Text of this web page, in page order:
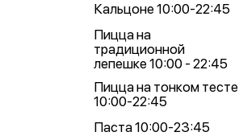
Кальцоне 10:00-22:45
Пицца на
традиционной
лепешке 10:00 - 22:45
Пицца на тонком тесте
10:00-22:45
Паста 10:00-23:45